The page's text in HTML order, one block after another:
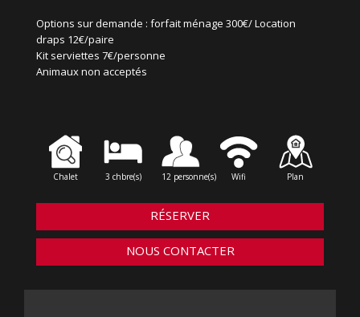
Options sur demande : forfait ménage 300€/ Location
draps 12€/paire
Kit serviettes 7€/personne
Animaux non acceptés
Chalet 3 chbre(s) 12 personne(s) Wifi Plan
RÉSERVER
NOUS CONTACTER